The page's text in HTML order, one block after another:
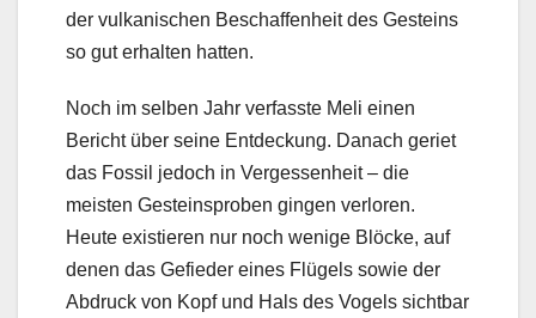
der vulkanischen Beschaffenheit des Gesteins
so gut erhalten hatten.
Noch im selben Jahr verfasste Meli einen
Bericht über seine Entdeckung. Danach geriet
das Fossil jedoch in Vergessenheit – die
meisten Gesteinsproben gingen verloren.
Heute existieren nur noch wenige Blöcke, auf
denen das Gefieder eines Flügels sowie der
Abdruck von Kopf und Hals des Vogels sichtbar